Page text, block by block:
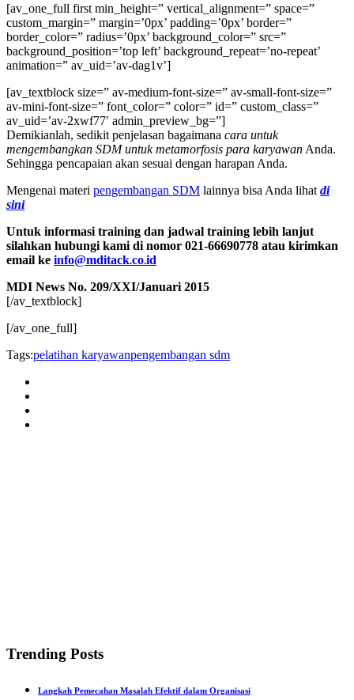
[av_one_full first min_height=” vertical_alignment=” space=”
custom_margin=” margin=’0px’ padding=’0px’ border=”
border_color=” radius=’0px’ background_color=” src=”
background_position=’top left’ background_repeat=’no-repeat’
animation=” av_uid=’av-dag1v’]
[av_textblock size=” av-medium-font-size=” av-small-font-size=”
av-mini-font-size=” font_color=” color=” id=” custom_class=”
av_uid=’av-2xwf77′ admin_preview_bg=”]
Demikianlah, sedikit penjelasan bagaimana cara untuk
mengembangkan SDM untuk metamorfosis para karyawan Anda.
Sehingga pencapaian akan sesuai dengan harapan Anda.
Mengenai materi pengembangan SDM lainnya bisa Anda lihat di
sini
Untuk informasi training dan jadwal training lebih lanjut
silahkan hubungi kami di nomor 021-66690778 atau kirimkan
email ke info@mditack.co.id
MDI News No. 209/XXI/Januari 2015
[/av_textblock]
[/av_one_full]
Tags:pelatihan karyawanpengembangan sdm
Trending Posts
Langkah Pemecahan Masalah Efektif dalam Organisasi